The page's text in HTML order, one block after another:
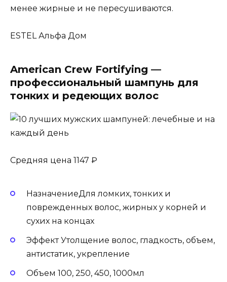
менее жирные и не пересушиваются.
ESTEL Альфа Дом
American Crew Fortifying —
профессиональный шампунь для
тонких и редеющих волос
Средняя цена 1147 ₽
НазначениеДля ломких, тонких и
поврежденных волос, жирных у корней и
сухих на концах
Эффект Утолщение волос, гладкость, объем,
антистатик, укрепление
Объем 100, 250, 450, 1000мл